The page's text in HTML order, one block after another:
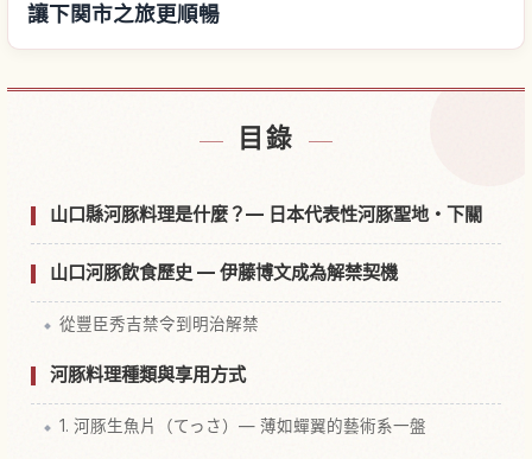
讓下関市之旅更順暢
目錄
山口縣河豚料理是什麼？— 日本代表性河豚聖地・下關
山口河豚飲食歷史 — 伊藤博文成為解禁契機
從豐臣秀吉禁令到明治解禁
河豚料理種類與享用方式
1. 河豚生魚片（てっさ）— 薄如蟬翼的藝術系一盤